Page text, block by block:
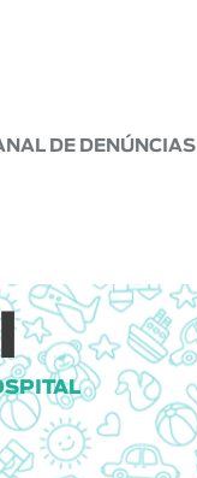
DE DENÚNCIAS